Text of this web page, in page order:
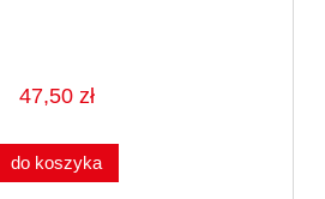
47,50 zł
do koszyka